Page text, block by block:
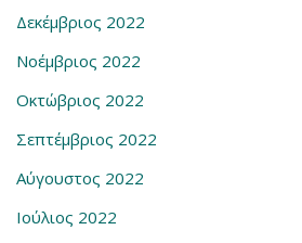
Δεκέμβριος 2022
Νοέμβριος 2022
Οκτώβριος 2022
Σεπτέμβριος 2022
Αύγουστος 2022
Ιούλιος 2022